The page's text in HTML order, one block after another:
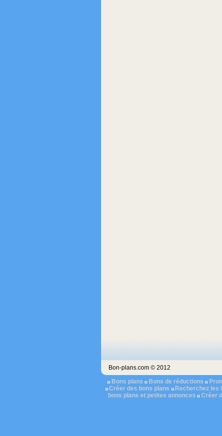
Bon-plans.com © 2012
Bons plans
Bons de réductions
Créer des bons plans
Recherchez les
bons plans et petites annonces
Créer